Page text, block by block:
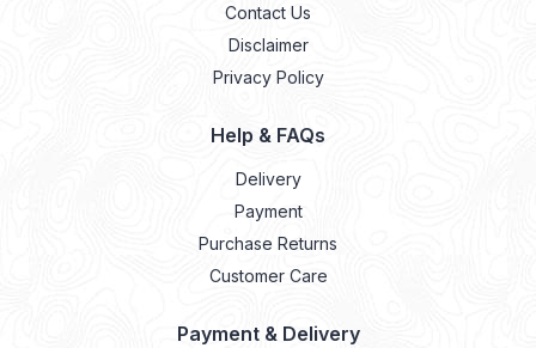
Contact Us
Disclaimer
Privacy Policy
Help & FAQs
Delivery
Payment
Purchase Returns
Customer Care
Payment & Delivery